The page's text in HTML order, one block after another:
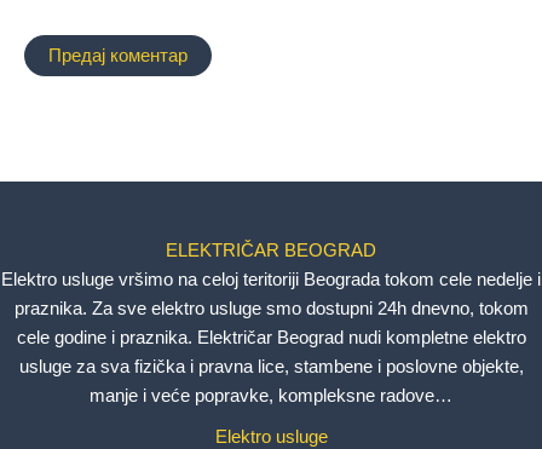
ELEKTRIČAR BEOGRAD
Elektro usluge vršimo na celoj teritoriji Beograda tokom cele nedelje i
praznika. Za sve elektro usluge smo dostupni 24h dnevno, tokom
cele godine i praznika. Električar Beograd nudi kompletne elektro
usluge za sva fizička i pravna lice, stambene i poslovne objekte,
manje i veće popravke, kompleksne radove…
Elektro usluge